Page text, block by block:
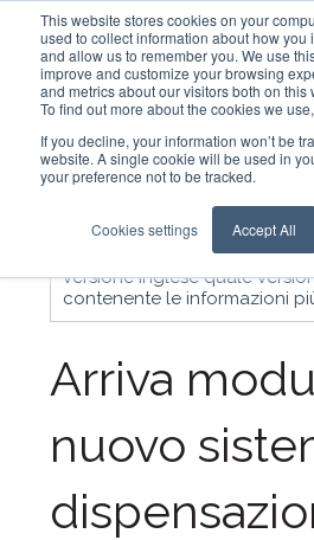
This website stores cookies on your
used to collect information about how you
and allow us to remember you. We use
improve and customize your browsing
and metrics about our visitors both on this
To find out more about the cookies we
If you decline, your information won’t be
website. A single cookie will be used in
your preference not to be tracked.
Cookies settings Accept All
Nota bene: la traduzione in
articolo è una traduzione di
traduzione viene creata
tramite un software di
revisionata. Pertanto, non
errori e, di conseguenza, si
versione inglese quale
contenente le informazioni
Arriva
nuovo